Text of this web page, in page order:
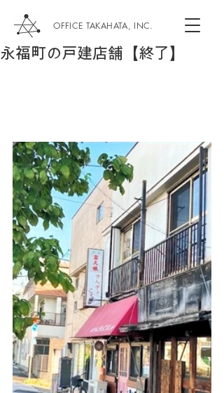
OFFICE TAKAHATA, INC.
永福町の戸建店舗【終了】